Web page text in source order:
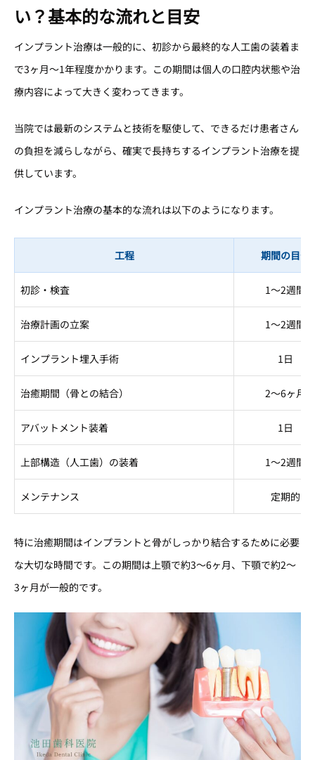
い？基本的な流れと目安
インプラント治療は一般的に、初診から最終的な人工歯の装着ま
で3ヶ月〜1年程度かかります。この期間は個人の口腔内状態や治
療内容によって大きく変わってきます。
当院では最新のシステムと技術を駆使して、できるだけ患者さん
の負担を減らしながら、確実で長持ちするインプラント治療を提
供しています。
インプラント治療の基本的な流れは以下のようになります。
工程 期間の目安
初診・検査 1〜2週間
治療計画の立案 1〜2週間
インプラント埋入手術 1日
治癒期間（骨との結合） 2〜6ヶ月
アバットメント装着 1日
上部構造（人工歯）の装着 1〜2週間
メンテナンス 定期的
特に治癒期間はインプラントと骨がしっかり結合するために必要
な大切な時間です。この期間は上顎で約3〜6ヶ月、下顎で約2〜
3ヶ月が一般的です。